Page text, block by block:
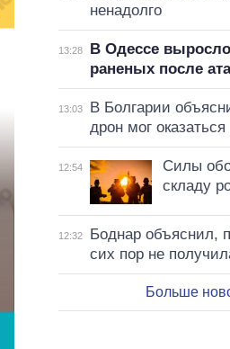
ненадолго
13:28
В Одессе
раненых после
13:03
В Болгарии
дрон мог
12:54
Силы
складу
12:32
Боднар объяснил,
сих пор не
Больше